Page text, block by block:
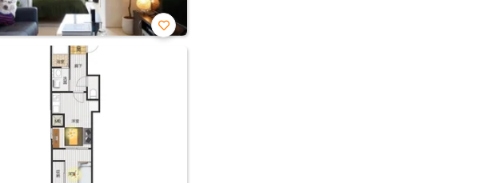
お気